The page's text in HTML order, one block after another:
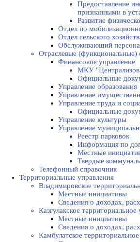
Предоставление
признанными в
Развитие
Отдел по
Отдел сельского
Обслуживающий
Отраслевые (функциональные)
Финансовое управление
МКУ
Официальные
Управление образования
Управление
Управление труда и
Официальные
Управление культуры
Управление
Реестр парковок
Информация по
Местные
Твердые
Телефонный справочник
Территориальные управления
Владимировское
Местные инициативы
Сведения о доходах,
Казгулакское территориальное
Местные инициативы
Сведения о доходах,
Камбулатское